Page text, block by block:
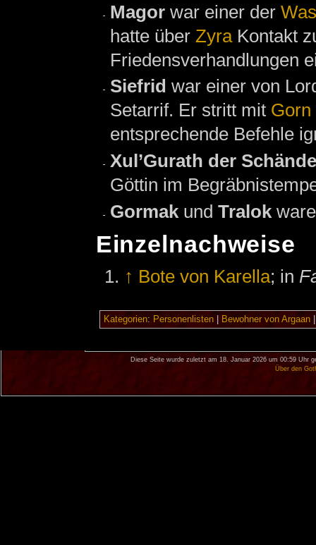
Magor war einer der
hatte über ZyraKontakt
Friedensverhandlungen
Siefrid war einer von
Setarrif. Er stritt mit Gorn
entsprechende Befehle
Xul’Gurath der
Göttin im
Gormakund Tralok
Einzelnachweise
↑ Bote von Karella; in
Kategorien: Personenlisten| Bewohner von Argaan
Diese Seite wurde zuletzt am 18. Januar 2026 um 00:59 Uhr
Über den